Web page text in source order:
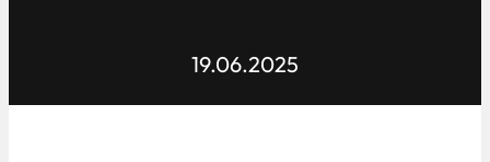
19.06.2025